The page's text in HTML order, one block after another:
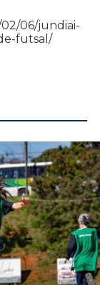
02/06/jundiai-
futsal/